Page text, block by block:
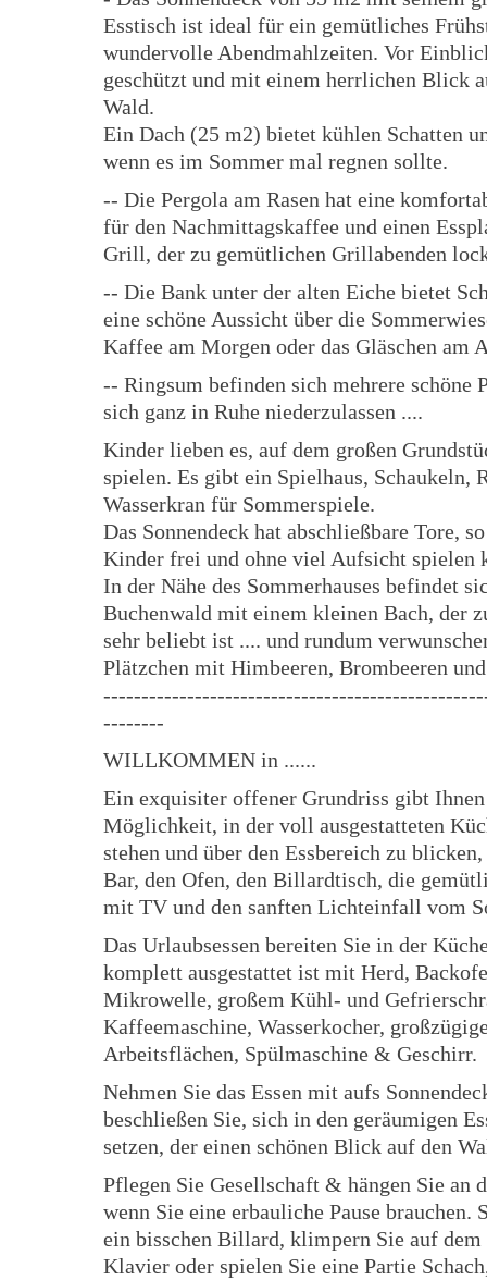
Esstisch ist ideal für ein gemütliches
wundervolle Abendmahlzeiten. Vor
geschützt und mit einem herrlichen Blick
Wald.
Ein Dach (25 m2) bietet kühlen Schatten
wenn es im Sommer mal regnen sollte.
-- Die Pergola am Rasen hat eine
für den Nachmittagskaffee und einen
Grill, der zu gemütlichen Grillabenden
-- Die Bank unter der alten Eiche bietet
eine schöne Aussicht über die
Kaffee am Morgen oder das Gläschen am
-- Ringsum befinden sich mehrere schöne
sich ganz in Ruhe niederzulassen ....
Kinder lieben es, auf dem großen
spielen. Es gibt ein Spielhaus, Schaukeln,
Wasserkran für Sommerspiele.
Das Sonnendeck hat abschließbare Tore,
Kinder frei und ohne viel Aufsicht spielen
In der Nähe des Sommerhauses befindet
Buchenwald mit einem kleinen Bach, der
sehr beliebt ist .... und rundum
Plätzchen mit Himbeeren, Brombeeren
--------
WILLKOMMEN in ......
Ein exquisiter offener Grundriss gibt
Möglichkeit, in der voll ausgestatteten
stehen und über den Essbereich zu
Bar, den Ofen, den Billardtisch, die
mit TV und den sanften Lichteinfall vom
Das Urlaubsessen bereiten Sie in der
komplett ausgestattet ist mit Herd,
Mikrowelle, großem Kühl- und
Kaffeemaschine, Wasserkocher,
Arbeitsflächen, Spülmaschine & Geschirr.
Nehmen Sie das Essen mit aufs
beschließen Sie, sich in den geräumigen
setzen, der einen schönen Blick auf den
Pflegen Sie Gesellschaft & hängen Sie an
wenn Sie eine erbauliche Pause brauchen.
ein bisschen Billard, klimpern Sie auf dem
Klavier oder spielen Sie eine Partie